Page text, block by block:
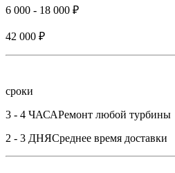
6 000 - 18 000 ₽
42 000 ₽
сроки
3 - 4 ЧАСАРемонт любой турбины
2 - 3 ДНЯСреднее время доставки